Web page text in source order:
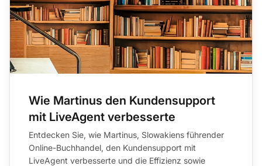
Wie Martinus den Kundensupport
mit LiveAgent verbesserte
Entdecken Sie, wie Martinus, Slowakiens führender
Online-Buchhandel, den Kundensupport mit
LiveAgent verbesserte und die Effizienz sowie